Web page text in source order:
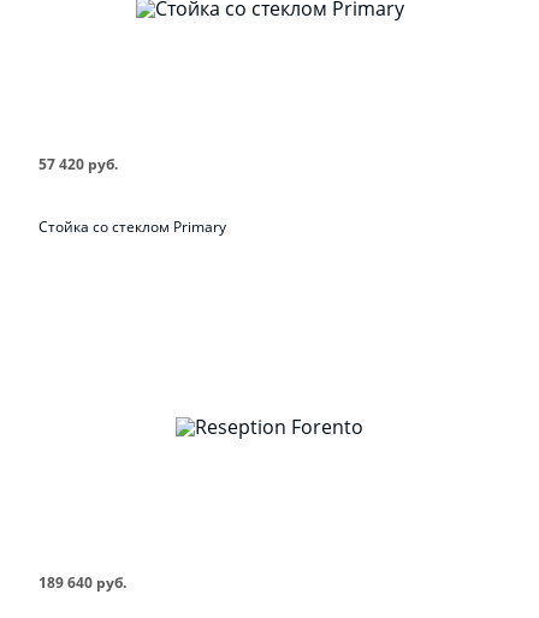
57 420 руб.
Стойка со стеклом Primary
189 640 руб.